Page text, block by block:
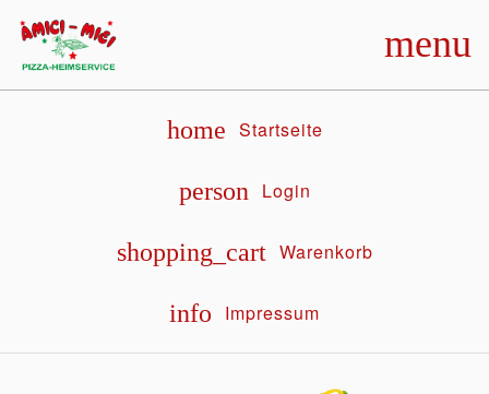
menu
home Startseite
person Login
shopping_cart Warenkorb
info Impressum